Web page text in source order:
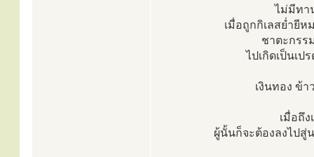
ไม่มีทา
เมื่อถูกกิเลสย่ำยี
ชาตะกรร
ไปเกิดเป็นเป
เงินทอง ข้
เมื่อถึ
ผู้นั้นก็จะต้องลงไปสู่